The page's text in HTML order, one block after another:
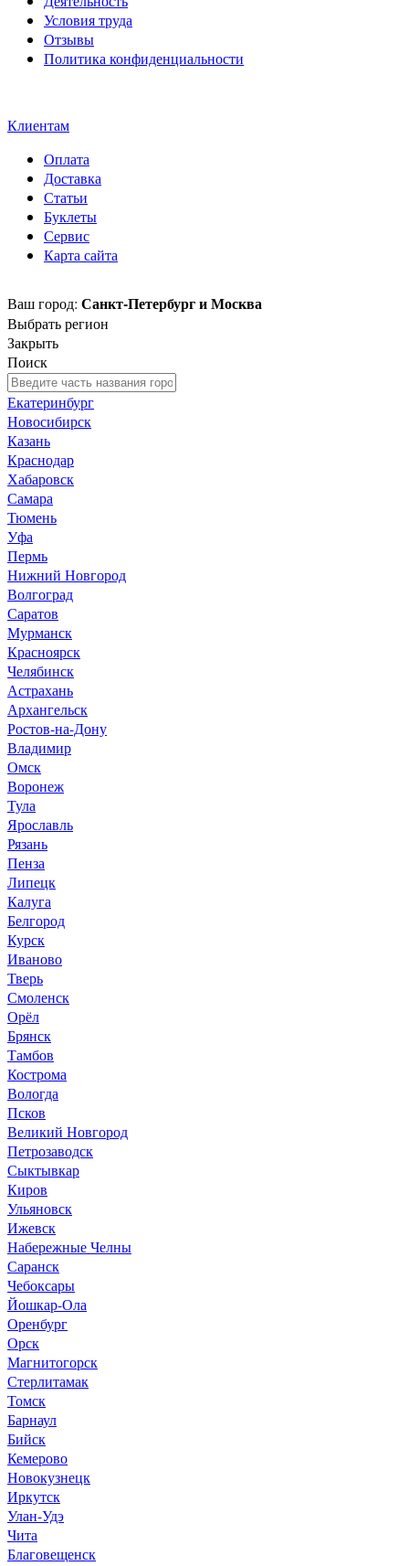
Условия труда
Отзывы
Политика конфиденциальности
Клиентам
Оплата
Доставка
Статьи
Буклеты
Сервис
Карта сайта
Ваш город: Санкт-Петербург и Москва
Выбрать регион
Закрыть
Поиск
Екатеринбург
Новосибирск
Казань
Краснодар
Хабаровск
Самара
Тюмень
Уфа
Пермь
Нижний Новгород
Волгоград
Саратов
Мурманск
Красноярск
Челябинск
Астрахань
Архангельск
Ростов-на-Дону
Владимир
Омск
Воронеж
Тула
Ярославль
Рязань
Пенза
Липецк
Калуга
Белгород
Курск
Иваново
Тверь
Смоленск
Орёл
Брянск
Тамбов
Кострома
Вологда
Псков
Великий Новгород
Петрозаводск
Сыктывкар
Киров
Ульяновск
Ижевск
Набережные Челны
Саранск
Чебоксары
Йошкар-Ола
Оренбург
Орск
Магнитогорск
Стерлитамак
Томск
Барнаул
Бийск
Кемерово
Новокузнецк
Иркутск
Улан-Удэ
Чита
Благовещенск